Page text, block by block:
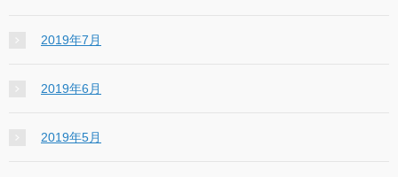
2019年7月
2019年6月
2019年5月